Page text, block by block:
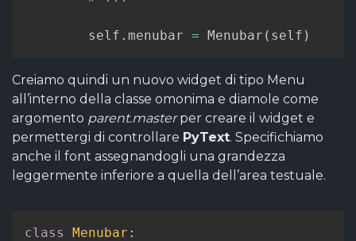
        self
. menubar = Menubar ( self )
Creiamo quindi un nuovo widget di tipo Menu
all’interno della classe omonima e diamole come
argomento parent.masterper creare il widget e
permettergi di controllare PyText. Specifichiamo
anche il font assegnandogli una grandezza
leggermente inferiore a quella dell’area testuale.
class Menubar :